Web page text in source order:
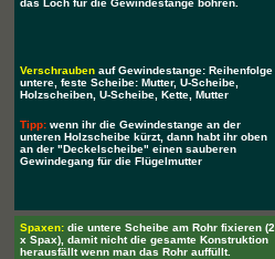
das Loch für die Gewindestange bohren.
Verschrauben auf Gewindestange: Reihenfolge
untere, feste Scheibe: Mutter, U-Scheibe,
Holzscheiben, U-Scheibe, Kette, Mutter
Tipp: wenn ihr die Gewindestange an der
unteren Holzscheibe kürzt, dann habt ihr oben
an der "Deckelscheibe" einen sauberen
Gewindegang für die Flügelmutter
Spaxen: die untere Scheibe am Rohr fixieren (2
x Spax), damit nicht die gesamte Konstruktion
herausfällt wenn man das Rohr auffüllt.